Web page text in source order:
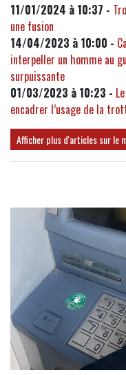
11/01/2024 à 10:37 -
une fusion
14/04/2023 à 10:00 -
interpeller un homme au
surpuissante
01/03/2023 à 10:23 -
encadrer l’usage de la
Afficher plus d'articles sur le